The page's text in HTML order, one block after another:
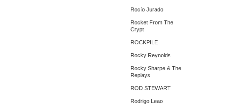
Rocío Jurado
Rocket From The
Crypt
ROCKPILE
Rocky Reynolds
Rocky Sharpe & The
Replays
ROD STEWART
Rodrigo Leao